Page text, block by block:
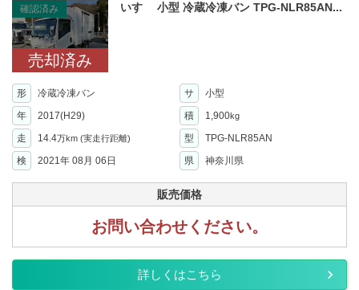
確認済み
売却済み
いすゞ 小型 冷蔵冷凍バン TPG-NLR85AN...
形 冷蔵冷凍バン サ
小型
年
2017(H29) 積 1,900kg
走 14.4万km (実走行距離) 型
TPG-NLR85AN
検
2021年 08月 06日 県 神奈川県
販売価格
お問い合わせください。
詳しくはこちら